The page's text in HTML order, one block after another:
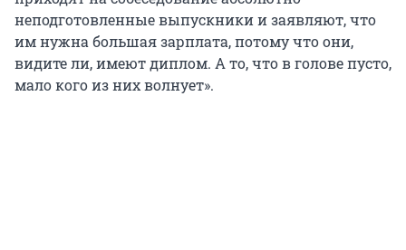
неподготовленные выпускники и заявляют, что
им нужна большая зарплата, потому что они,
видите ли, имеют диплом. А то, что в голове пусто,
мало кого из них волнует».